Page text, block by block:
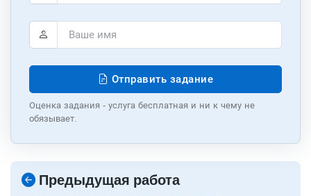
Отправить задание
Оценка задания - услуга бесплатная и ни к чему не
обязывает.
Предыдущая работа